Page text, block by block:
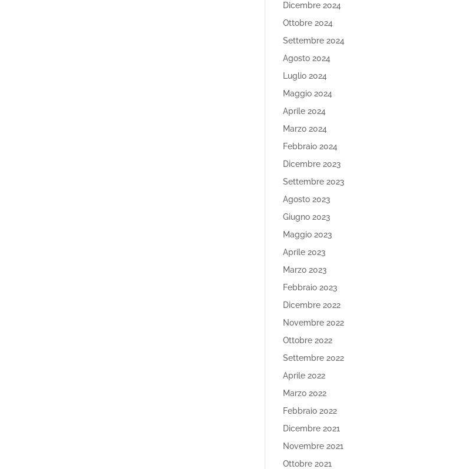
Dicembre 2024
Ottobre 2024
Settembre 2024
Agosto 2024
Luglio 2024
Maggio 2024
Aprile 2024
Marzo 2024
Febbraio 2024
Dicembre 2023
Settembre 2023
Agosto 2023
Giugno 2023
Maggio 2023
Aprile 2023
Marzo 2023
Febbraio 2023
Dicembre 2022
Novembre 2022
Ottobre 2022
Settembre 2022
Aprile 2022
Marzo 2022
Febbraio 2022
Dicembre 2021
Novembre 2021
Ottobre 2021